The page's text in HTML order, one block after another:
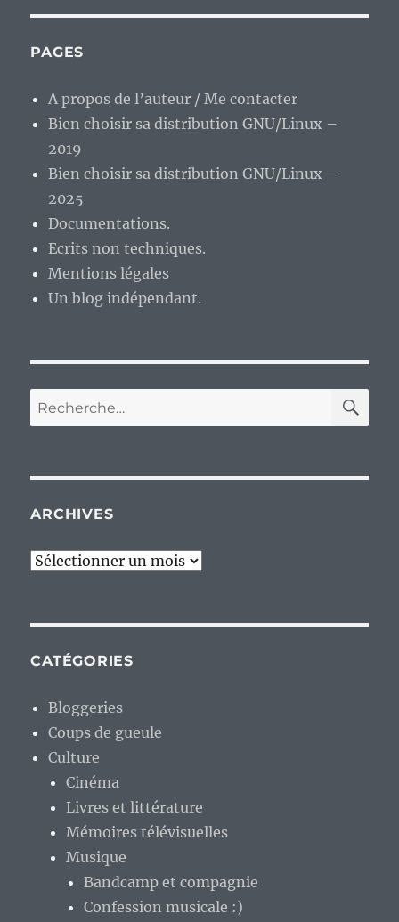
PAGES
A propos de l’auteur / Me contacter
Bien choisir sa distribution GNU/Linux –
2019
Bien choisir sa distribution GNU/Linux –
2025
Documentations.
Ecrits non techniques.
Mentions légales
Un blog indépendant.
Recherche
pour :
ARCHIVES
Archives
CATÉGORIES
Bloggeries
Coups de gueule
Culture
Cinéma
Livres et littérature
Mémoires télévisuelles
Musique
Bandcamp et compagnie
Confession musicale :)